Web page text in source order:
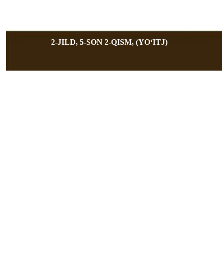
2-JILD, 5-SON 2-QISM, (YOʻITJ)